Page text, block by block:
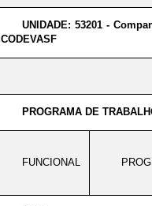
UNIDADE: 53201 -
CODEVASF
PROGRAMA DE
FUNCIONAL